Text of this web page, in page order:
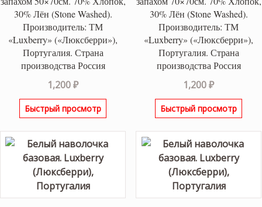
30% Лён (Stone Washed).
Производитель: ТМ
«Luxberry» («Люксберри»),
Португалия. Страна
производства Россия
1,200₽
Быстрый просмотр
30% Лён (Stone Washed).
Производитель: ТМ
«Luxberry» («Люксберри»),
Португалия. Страна
производства Россия
1,200₽
Быстрый просмотр